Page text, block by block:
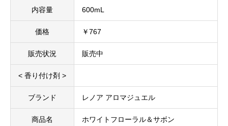
内容量 600mL
価格 ￥767
販売状況 販売中
< 香り付け剤 >
ブランド レノア アロマジュエル
商品名 ホワイトフローラル＆サボン